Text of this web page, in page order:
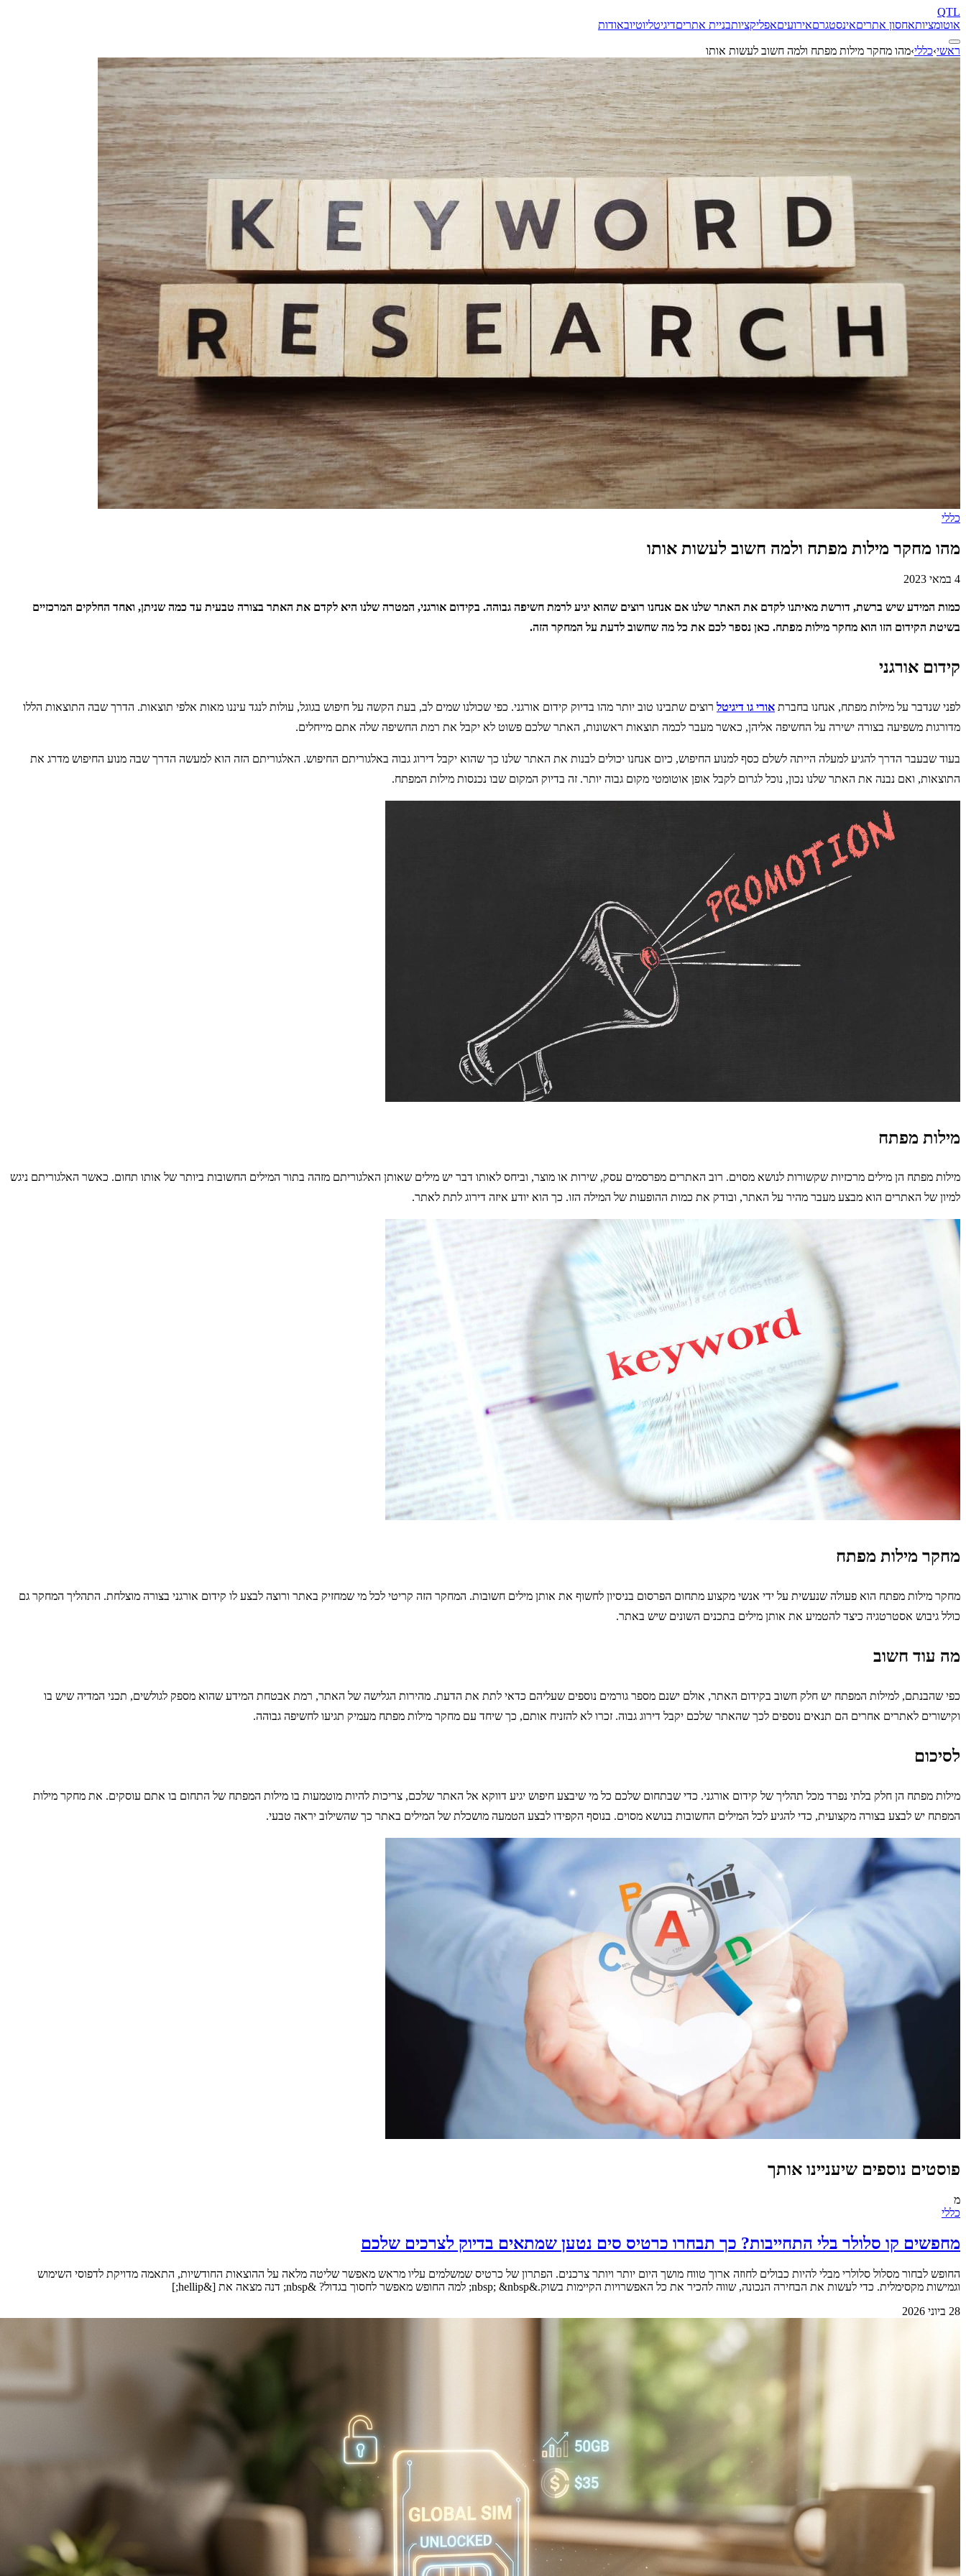
QTL
אוטומציותאחסון אתריםאינסטגרםאירועיםאפליקציותבניית אתריםדיגיטליוטיובאודות
ראשי›כללי›מהו מחקר מילות מפתח ולמה חשוב לעשות אותו
כללי
מהו מחקר מילות מפתח ולמה חשוב לעשות אותו
4 במאי 2023
כמות המידע שיש ברשת, דורשת מאיתנו לקדם את האתר שלנו אם אנחנו רוצים שהוא יגיע לרמת חשיפה גבוהה. בקידום אורגני, המטרה שלנו היא לקדם את האתר בצורה טבעית עד כמה שניתן, ואחד החלקים המרכזיים
בשיטת הקידום הזו הוא מחקר מילות מפתח. כאן נספר לכם את כל מה שחשוב לדעת על המחקר הזה.
קידום אורגני
לפני שנדבר על מילות מפתח, אנחנו בחברת אורי גו דיגיטל רוצים שתבינו טוב יותר מהו בדיוק קידום אורגני. כפי שכולנו שמים לב, בעת הקשה על חיפוש בגוגל, עולות לנגד עיננו מאות אלפי תוצאות. הדרך שבה התוצאות הללו
מדורגות משפיעה בצורה ישירה על החשיפה אליהן, כאשר מעבר לכמה תוצאות ראשונות, האתר שלכם פשוט לא יקבל את רמת החשיפה שלה אתם מייחלים.
בעוד שבעבר הדרך להגיע למעלה הייתה לשלם כסף למנוע החיפוש, כיום אנחנו יכולים לבנות את האתר שלנו כך שהוא יקבל דירוג גבוה באלגוריתם החיפוש. האלגוריתם הזה הוא למעשה הדרך שבה מנוע החיפוש מדרג את
התוצאות, ואם נבנה את האתר שלנו נכון, נוכל לגרום לקבל אופן אוטומטי מקום גבוה יותר. זה בדיוק המקום שבו נכנסות מילות המפתח.
מילות מפתח
מילות מפתח הן מילים מרכזיות שקשורות לנושא מסוים. רוב האתרים מפרסמים עסק, שירות או מוצר, וביחס לאותו דבר יש מילים שאותן האלגוריתם מזהה בתור המילים החשובות ביותר של אותו תחום. כאשר האלגוריתם ניגש
למיון של האתרים הוא מבצע מעבר מהיר על האתר, ובודק את כמות ההופעות של המילה הזו. כך הוא יודע איזה דירוג לתת לאתר.
מחקר מילות מפתח
מחקר מילות מפתח הוא פעולה שנעשית על ידי אנשי מקצוע מתחום הפרסום בניסיון לחשוף את אותן מילים חשובות. המחקר הזה קריטי לכל מי שמחזיק באתר ורוצה לבצע לו קידום אורגני בצורה מוצלחת. התהליך המחקר גם
כולל גיבוש אסטרטגיה כיצד להטמיע את אותן מילים בתכנים השונים שיש באתר.
מה עוד חשוב
כפי שהבנתם, למילות המפתח יש חלק חשוב בקידום האתר, אולם ישנם מספר גורמים נוספים שעליהם כדאי לתת את הדעת. מהירות הגלישה של האתר, רמת אבטחת המידע שהוא מספק לגולשים, תכני המדיה שיש בו
וקישורים לאתרים אחרים הם תנאים נוספים לכך שהאתר שלכם יקבל דירוג גבוה. זכרו לא להזניח אותם, כך שיחד עם מחקר מילות מפתח מעמיק תגיעו לחשיפה גבוהה.
לסיכום
מילות מפתח הן חלק בלתי נפרד מכל תהליך של קידום אורגני. כדי שבתחום שלכם כל מי שיבצע חיפוש יגיע דווקא אל האתר שלכם, צריכות להיות מוטמעות בו מילות המפתח של התחום בו אתם עוסקים. את מחקר מילות
המפתח יש לבצע בצורה מקצועית, כדי להגיע לכל המילים החשובות בנושא מסוים. בנוסף הקפידו לבצע הטמעה מושכלת של המילים באתר כך שהשילוב יראה טבעי.
פוסטים נוספים שיעניינו אותך
מ
כללי
מחפשים קו סלולר בלי התחייבות? כך תבחרו כרטיס סים נטען שמתאים בדיוק לצרכים שלכם
החופש לבחור מסלול סלולרי מבלי להיות כבולים לחוזה ארוך טווח מושך היום יותר ויותר צרכנים. הפתרון של כרטיס שמשלמים עליו מראש מאפשר שליטה מלאה על ההוצאות החודשיות, התאמה מדויקת לדפוסי השימוש
וגמישות מקסימלית. כדי לעשות את הבחירה הנכונה, שווה להכיר את כל האפשרויות הקיימות בשוק.&nbsp; &nbsp; למה החופש מאפשר לחסוך בגדול? &nbsp; דנה מצאה את [&hellip;]
28 ביוני 2026